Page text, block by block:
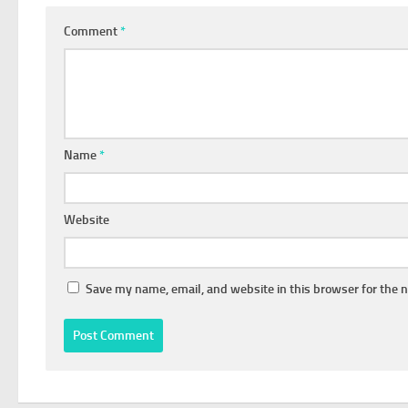
Comment*
Name*
Website
Save my name, email, and website in this browser for the